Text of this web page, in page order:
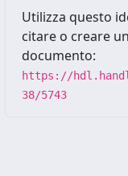
Utilizza questo
citare o creare
documento:
https://
38/5743